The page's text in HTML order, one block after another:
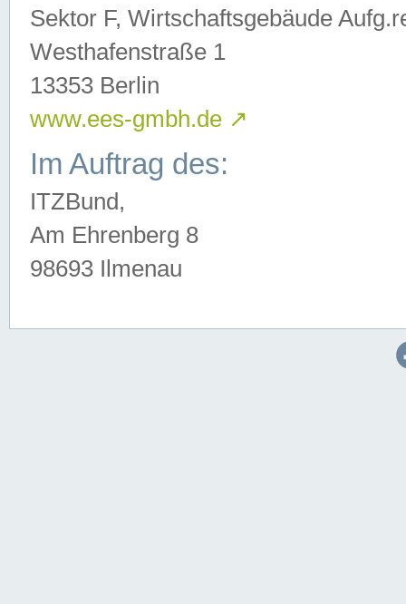
Sektor F, Wirtschaftsgebäude
Westhafenstraße 1
13353 Berlin
www.ees-gmbh.de ↗
Im Auftrag des:
ITZBund,
Am Ehrenberg 8
98693 Ilmenau